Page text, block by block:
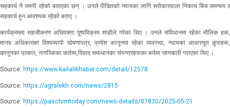
सहकार्य नै जरुरी रहेको बताएका छन् । उनले पीडितको न्यायका लागि सरोकारवाला निकाय बिच समन्वय र
सहकार्य हुन आवश्यक रहेको बताए ।
कार्यक्रममा सहजीकरण अधिवक्ता पुष्पविक्रम शाहीले गरेका थिए । उनले संविधानमा रहेका मौलिक हक,
मानव अधिकारका विश्वव्यापी घोषणापत्र, प्रदेश कानुनमा रहेका व्यवस्था, न्यायका आधारभूत कुराहरू,
कानुनका प्रकार, नागरिकका कर्तव्य,विवाद समाधानका संयन्त्रहरूका बारेमा जानकारी गराएका थिए ।
Source: https://www.kailalikhabar.com/detail/12578
Source: https://agralekh.com/news/2815
Source: https://paschimtoday.com/news-details/87830/2025-05-21